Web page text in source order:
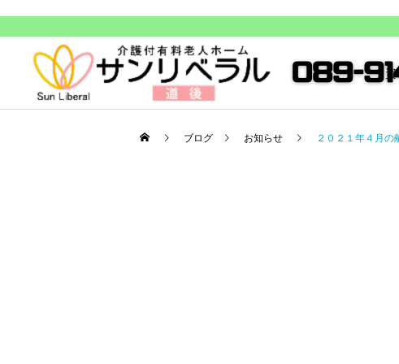
ブログ お知らせ ２０２１年４月の